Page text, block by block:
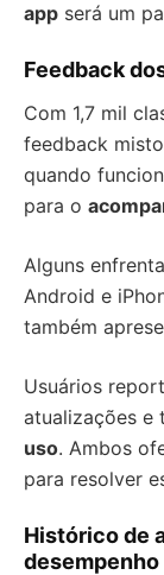
app será um
Feedback
Com 1,7 mil
feedback
quando
para o
Alguns
Android e
também
Usuários
atualizações e
uso. Ambos
para resolver
Histórico de
desempenho